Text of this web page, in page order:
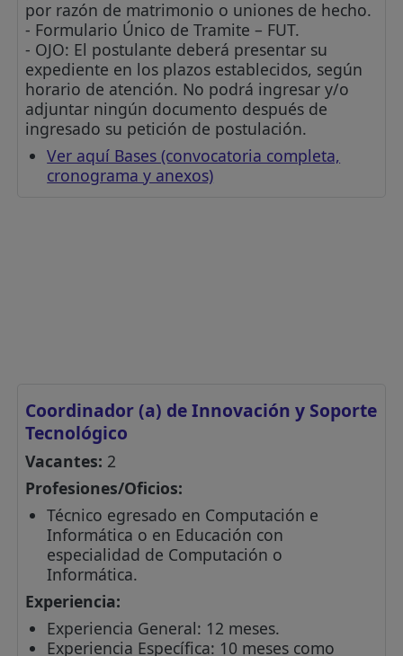
por razón de matrimonio o uniones de hecho.
- Formulario Único de Tramite – FUT.
- OJO: El postulante deberá presentar su
expediente en los plazos establecidos, según
horario de atención. No podrá ingresar y/o
adjuntar ningún documento después de
ingresado su petición de postulación.
Ver aquí Bases (convocatoria completa,
cronograma y anexos)
Coordinador (a) de Innovación y Soporte
Tecnológico
Vacantes: 2
Profesiones/Oficios:
Técnico egresado en Computación e
Informática o en Educación con
especialidad de Computación o
Informática.
Experiencia:
Experiencia General: 12 meses.
Experiencia Específica: 10 meses como